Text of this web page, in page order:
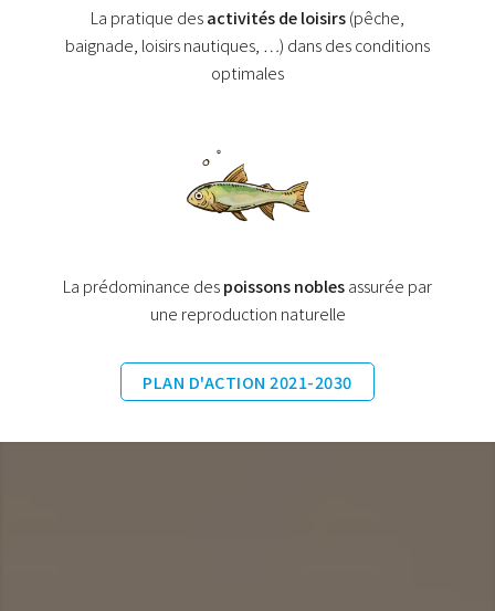
La pratique desactivités de loisirs(pêche,
baignade, loisirs nautiques, …) dans des conditions
optimales
La prédominance despoissons noblesassurée par
une reproduction naturelle
PLAN D'ACTION 2021-2030